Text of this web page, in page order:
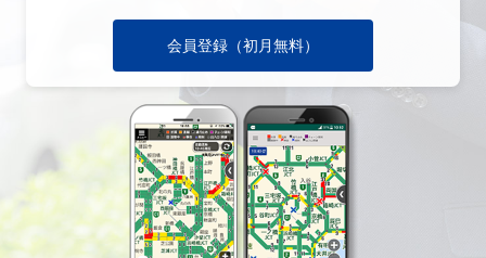
会員登録（初月無料）